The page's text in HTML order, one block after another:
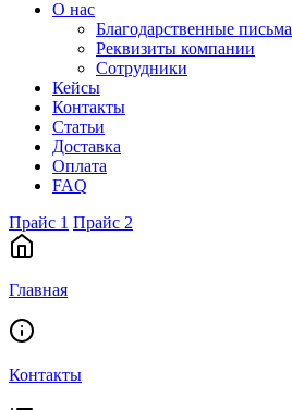
О нас
Благодарственные письма
Реквизиты компании
Сотрудники
Кейсы
Контакты
Статьи
Доставка
Оплата
FAQ
Прайс 1 Прайс 2
Главная
Контакты